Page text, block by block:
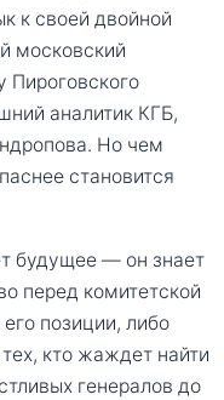
к своей двойной
московский
Пироговского
аналитик КГБ,
Но чем
становится
будущее — он знает
перед комитетской
позиции, либо
кто жаждет найти
генералов до